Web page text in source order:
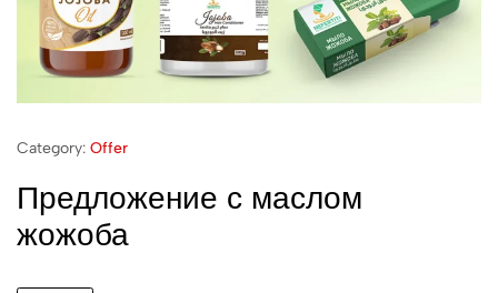
Category: Offer
Предложение с маслом
жожоба